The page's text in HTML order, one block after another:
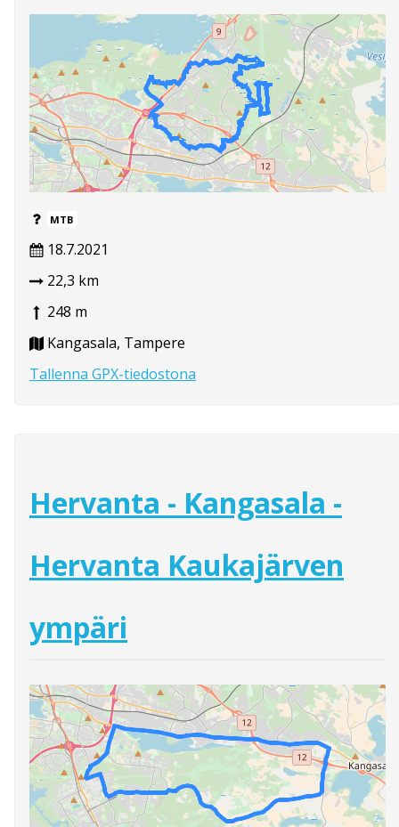
MTB
18.7.2021
22,3 km
248 m
Kangasala, Tampere
Tallenna GPX-tiedostona
Hervanta - Kangasala -
Hervanta Kaukajärven
ympäri